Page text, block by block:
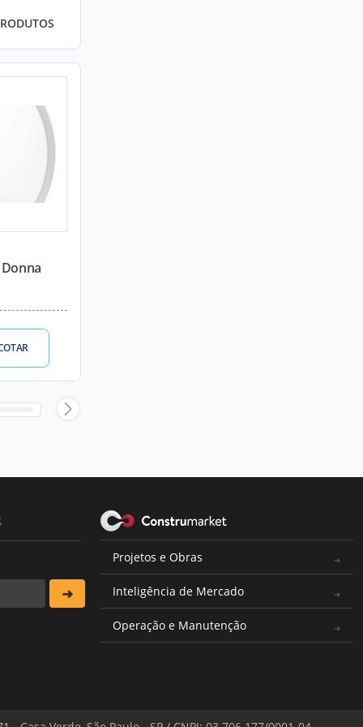
Projetos e Obras
Inteligência de Mercado
Operação e Manutenção